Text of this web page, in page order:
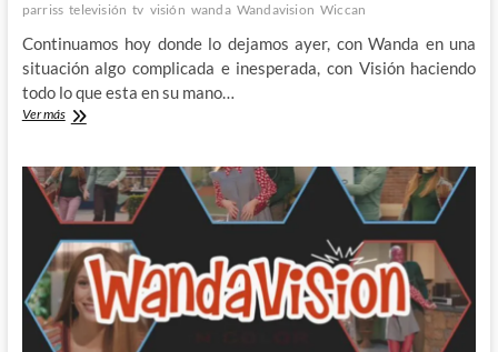
parriss televisión tv visión wanda Wandavision Wiccan
Continuamos hoy donde lo dejamos ayer, con Wanda en una
situación algo complicada e inesperada, con Visión haciendo
todo lo que esta en su mano…
Ver másAnalizando
Episodio
–
2º